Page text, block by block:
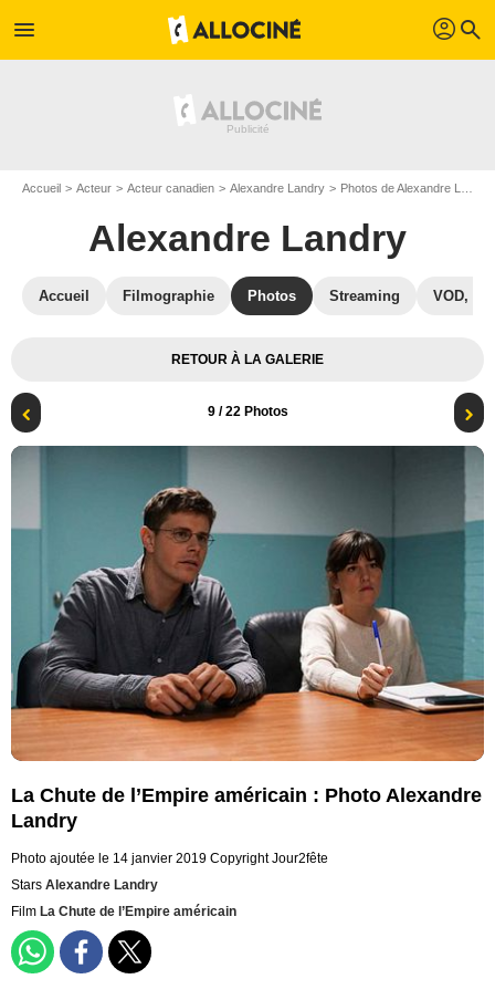
menu profil search
Accueil Acteur Acteur canadien Alexandre Landry Photos de Alexandre Landry
Alexandre Landry
Accueil Filmographie Photos Streaming VOD,
RETOUR À LA GALERIE
9/ 22 Photos
La Chute de l’Empire américain : Photo Alexandre
Landry
Photo ajoutée le 14 janvier 2019 Copyright Jour2fête
Stars Alexandre Landry
Film La Chute de l’Empire américain